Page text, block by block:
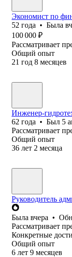
Экономист по
52 года • Была
100 000 ₽
Рассматривает
Общий опыт
21 год 8 месяцев
Инженер-
62 года • Был 5
Рассматривает
Общий опыт
36 лет 2 месяца
Руководитель
Была вчера •
Рассматривает
Конкретные
Общий опыт
6 лет 9 месяцев